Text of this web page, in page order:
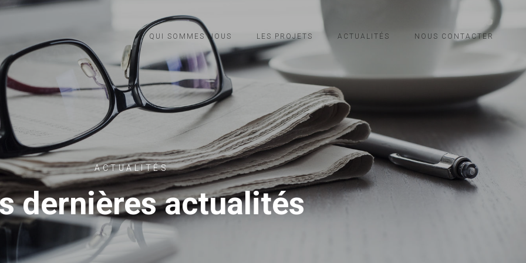
QUI SOMMES NOUS LES PROJETS ACTUALITÉS NOUS CONTACTER
ACTUALITÉS
dernières actualités